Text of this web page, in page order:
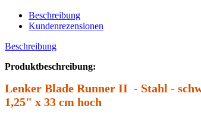
Beschreibung
Kundenrezensionen
Beschreibung
Produktbeschreibung:
Lenker Blade Runner II - Stahl -
1,25" x 33 cm hoch